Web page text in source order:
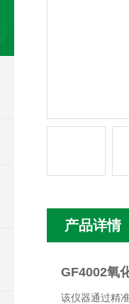
产品详情
GF4002氧
该仪器通过精